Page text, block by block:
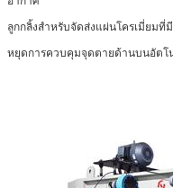
ลูกกลิ้งสำหรับจัดส่งแผ่นโครเมี่ยม
หยุดการควบคุมจุดตายด้านบนอัตโ